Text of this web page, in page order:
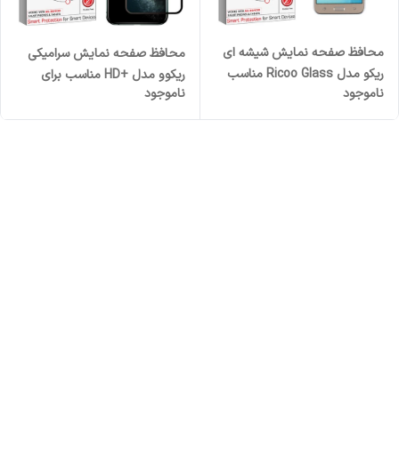
محافظ صفحه نمایش شیشه ای
ریکو مدل Ricoo Glass مناسب
برای گوشی موبایل سامسونگ
Galaxy J5 Pro
ناموجود
محافظ صفحه نمایش سرامیکی
ریکوو مدل +HD مناسب برای
max
ناموجود